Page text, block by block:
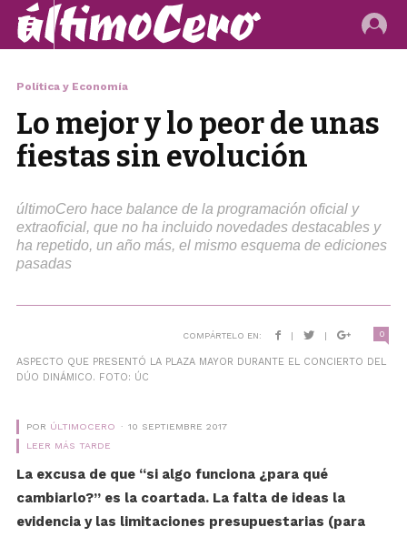
Política y Economía
Lo mejor y lo peor de unas
fiestas sin evolución
últimoCero hace balance de la programación oficial y
extraoficial, que no ha incluido novedades destacables y
ha repetido, un año más, el mismo esquema de ediciones
pasadas
COMPÁRTELO EN: | | 0
ASPECTO QUE PRESENTÓ LA PLAZA MAYOR DURANTE EL CONCIERTO DEL
DÚO DINÁMICO. FOTO: ÚC
POR ÚLTIMOCERO
10 SEPTIEMBRE 2017
LEER MÁS TARDE
La excusa de que “si algo funciona ¿para qué
cambiarlo?” es la coartada. La falta de ideas la
evidencia y las limitaciones presupuestarias (para